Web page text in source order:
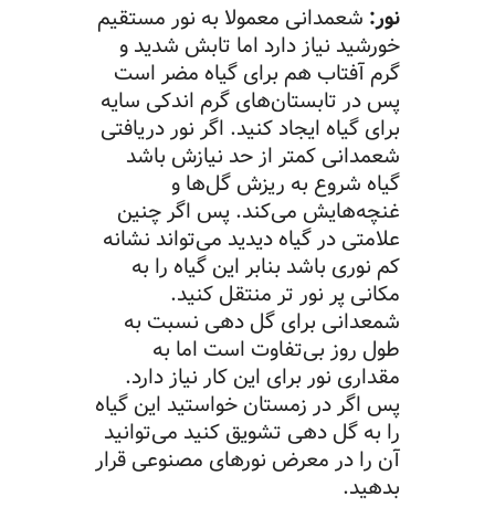
نور:‌ شعمدانی معمولا به نور مستقیم
خورشید نیاز دارد اما تابش شدید و
گرم آفتاب هم برای گیاه مضر است
پس در تابستان‌های گرم اندکی سایه
برای گیاه ایجاد کنید. اگر نور دریافتی
شعمدانی کمتر از حد نیازش باشد
گیاه شروع به ریزش گل‌ها و
غنچه‌هایش می‌کند. پس اگر چنین
علامتی در گیاه دیدید می‌تواند نشانه
کم نوری باشد بنابر این گیاه را به
مکانی پر نور تر منتقل کنید.
شمعدانی برای گل دهی نسبت به
طول روز بی‌تفاوت است اما به
مقداری نور برای این کار نیاز دارد.
پس اگر در زمستان خواستید این گیاه
را به گل دهی تشویق کنید می‌توانید
آن را در معرض نورهای مصنوعی قرار
بدهید.